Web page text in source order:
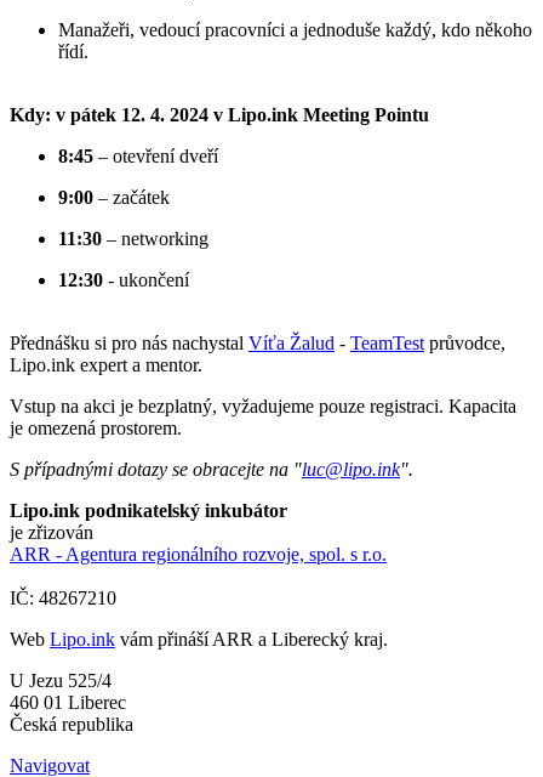
Manažeři, vedoucí pracovníci a jednoduše každý, kdo někoho
řídí.
Kdy: v pátek 12. 4. 2024 v Lipo.ink Meeting Pointu
8:45 – otevření dveří
9:00 – začátek
11:30 – networking
12:30 - ukončení
Přednášku si pro nás nachystal Víťa Žalud - TeamTest průvodce,
Lipo.ink expert a mentor.
Vstup na akci je bezplatný, vyžadujeme pouze registraci. Kapacita
je omezená prostorem.
S případnými dotazy se obracejte na "luc@lipo.ink".
Lipo.ink podnikatelský inkubátor
je zřizován
ARR - Agentura regionálního rozvoje, spol. s r.o.
IČ: 48267210
Web Lipo.ink vám přináší ARR a Liberecký kraj.
U Jezu 525/4
460 01 Liberec
Česká republika
Navigovat